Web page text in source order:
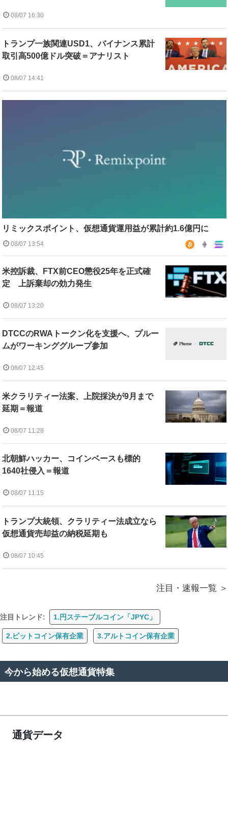
08/07 16:30
トランプ一族関連USD1、バイナンス累計
取引高500億ドル突破＝アナリスト
08/07 14:41
リミックスポイント、仮想通貨運用益が累計約1.6億円に
08/07 13:54
米控訴裁、FTX前CEO懲役25年を正式確
定 上訴棄却の効力発生
08/07 13:20
DTCCのRWAトークン化を支援へ、プルー
ムがワーキンググループ参加
08/07 12:45
米クラリティー法案、上院採決が9月まで
延期＝報道
08/07 11:28
北朝鮮ハッカー、コインベースも標的
1640社侵入＝報道
08/07 11:15
トランプ大統領、クラリティー法成立なら
仮想通貨売却益の納税延期も
08/07 10:45
注目・速報一覧
注目トレンド: 1.円ステーブルコイン「JPYC」
2.ビットコイン保有企業 3.アルトコイン保有企業
今から始める仮想通貨特集
通貨データ